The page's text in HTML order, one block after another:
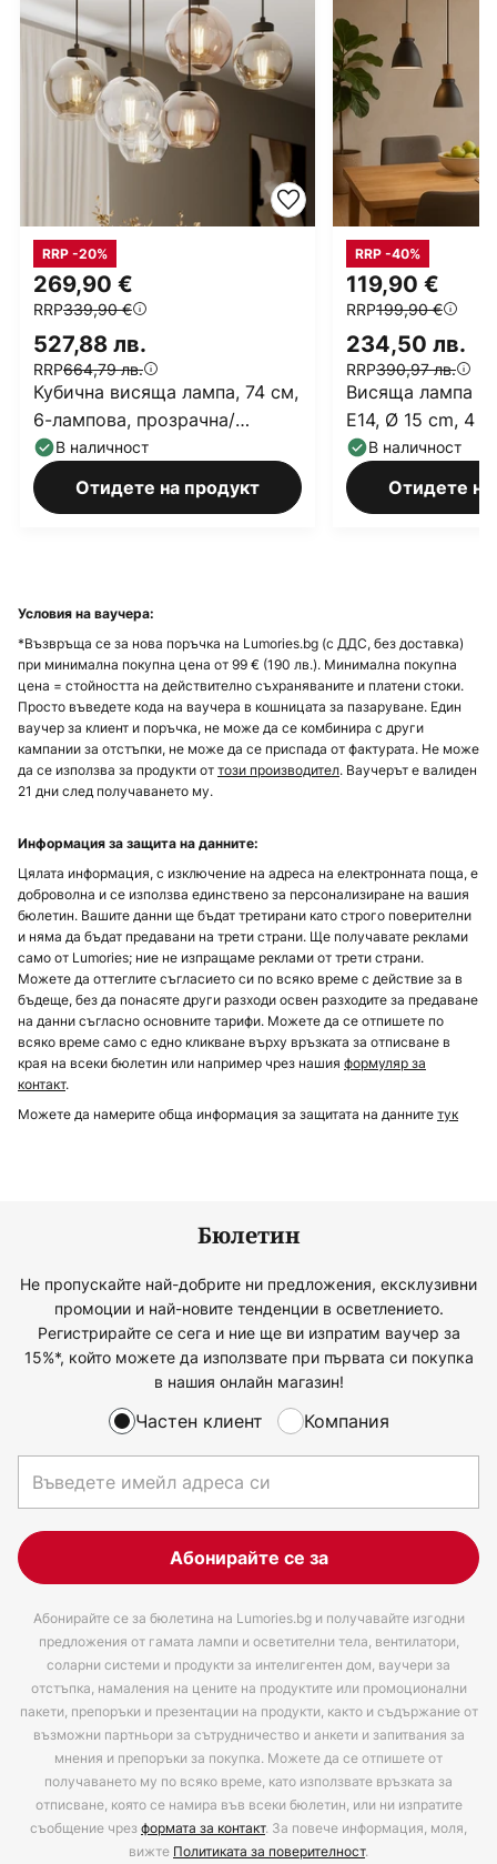
269,90 €
RRP339,90 €
527,88 лв.
RRP664,79 лв.
RRP -20%
Кубична висяща лампа, 74 см,
6-лампова, прозрачна/
медена/кафява, стъкло
В наличност
Отидете на продукт
119,90 €
RRP199,90 €
234,50 лв.
RRP390,97 лв.
RRP -40%
Висяща лампа
E14, Ø 15 cm, 4
дърво
В наличност
Отидете на
Условия на ваучера:
*Възвръща се за нова поръчка на Lumories.bg (с ДДС, без доставка)
при минимална покупна цена от 99 € (190 лв.). Минимална покупна
цена = стойността на действително съхраняваните и платени стоки.
Просто въведете кода на ваучера в кошницата за пазаруване. Един
ваучер за клиент и поръчка, не може да се комбинира с други
кампании за отстъпки, не може да се приспада от фактурата. Не може
да се използва за продукти оттози производител. Ваучерът е валиден
21 дни след получаването му.
Информация за защита на данните:
Цялата информация, с изключение на адреса на електронната поща, е
доброволна и се използва единствено за персонализиране на вашия
бюлетин. Вашите данни ще бъдат третирани като строго поверителни
и няма да бъдат предавани на трети страни. Ще получавате реклами
само от Lumories; ние не изпращаме реклами от трети страни.
Можете да оттеглите съгласието си по всяко време с действие за в
бъдеще, без да понасяте други разходи освен разходите за предаване
на данни съгласно основните тарифи. Можете да се отпишете по
всяко време само с едно кликване върху връзката за отписване в
края на всеки бюлетин или например чрез нашия формуляр за
контакт.
Можете да намерите обща информация за защитата на даннитетук
Бюлетин
Не пропускайте най-добрите ни предложения, ексклузивни
промоции и най-новите тенденции в осветлението.
Регистрирайте се сега и ние ще ви изпратим ваучер за
15%*, който можете да използвате при първата си покупка
в нашия онлайн магазин!
Частен клиент Компания
Абонирайте се за
Абонирайте се за бюлетина на Lumories.bg и получавайте изгодни
предложения от гамата лампи и осветителни тела, вентилатори,
соларни системи и продукти за интелигентен дом, ваучери за
отстъпка, намаления на цените на продуктите или промоционални
пакети, препоръки и презентации на продукти, както и съдържание от
възможни партньори за сътрудничество и анкети и запитвания за
мнения и препоръки за покупка. Можете да се отпишете от
получаването му по всяко време, като използвате връзката за
отписване, която се намира във всеки бюлетин, или ни изпратите
съобщение чрезформата за контакт. За повече информация, моля,
вижте Политиката за поверителност.